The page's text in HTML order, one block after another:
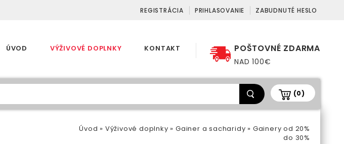
REGISTRÁCIA PRIHLASOVANIE ZABUDNUTÉ HESLO
POŠTOVNÉ ZDARMA
NAD 100€
Skip to content
ÚVOD VÝŽIVOVÉ DOPLNKY KONTAKT
(0)
Úvod » Výživové doplnky » Gainer a sacharidy » Gainery od 20%
do 30%